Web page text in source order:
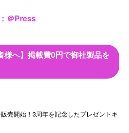
＠Press
様へ】掲載費0円で御社製品を
売開始！3周年を記念したプレゼントキ